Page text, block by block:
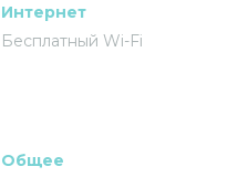
Интернет
Бесплатный Wi-Fi
Общее